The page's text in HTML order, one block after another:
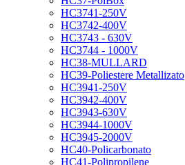
HC3741-250V
HC3742-400V
HC3743 - 630V
HC3744 - 1000V
HC38-MULLARD
HC39-Poliestere Metallizato
HC3941-250V
HC3942-400V
HC3943-630V
HC3944-1000V
HC3945-2000V
HC40-Policarbonato
HC41-Polipropilene